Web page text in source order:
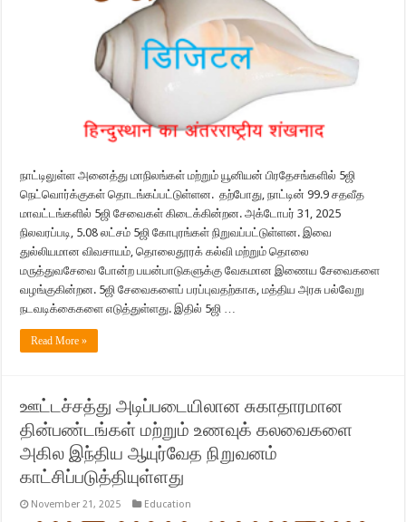
நாட்டிலுள்ள அனைத்து மாநிலங்கள் மற்றும் யூனியன் பிரதேசங்களில் 5ஜி
நெட்வொர்க்குகள் தொடங்கப்பட்டுள்ளன. தற்போது, நாட்டின் 99.9 சதவீத
மாவட்டங்களில் 5ஜி சேவைகள் கிடைக்கின்றன. அக்டோபர் 31, 2025
நிலவரப்படி, 5.08 லட்சம் 5ஜி கோபுரங்கள் நிறுவப்பட்டுள்ளன. இவை
துல்லியமான விவசாயம், தொலைதூரக் கல்வி மற்றும் தொலை
மருத்துவசேவை போன்ற பயன்பாடுகளுக்கு வேகமான இணைய சேவைகளை
வழங்குகின்றன. 5ஜி சேவைகளைப் பரப்புவதற்காக, மத்திய அரசு பல்வேறு
நடவடிக்கைகளை எடுத்துள்ளது. இதில் 5ஜி …
Read More »
ஊட்டச்சத்து அடிப்படையிலான சுகாதாரமான
தின்பண்டங்கள் மற்றும் உணவுக் கலவைகளை
அகில இந்திய ஆயுர்வேத நிறுவனம்
காட்சிப்படுத்தியுள்ளது
November 21, 2025 Education